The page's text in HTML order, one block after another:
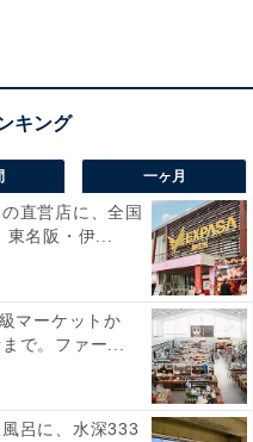
一ヶ月
直営店に、全国
名阪・伊...
マーケットか
で。ファー...
呂に、水深333